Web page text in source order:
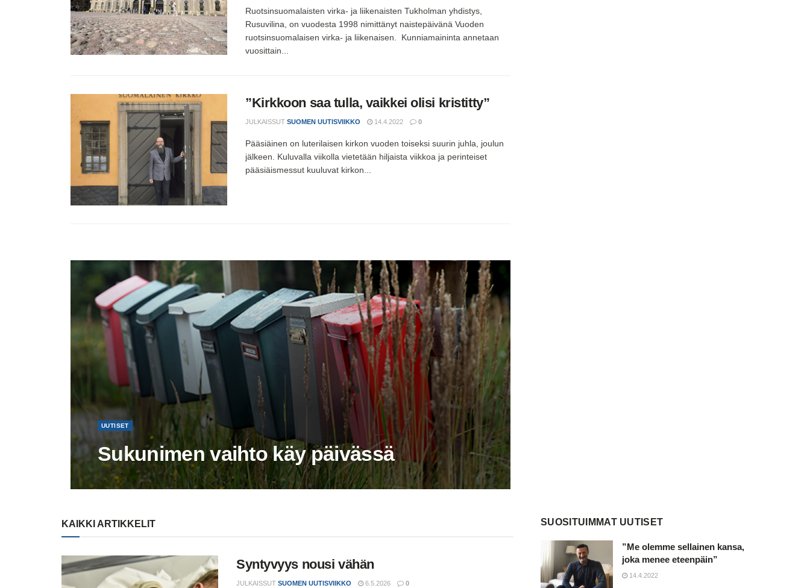
Ruotsinsuomalaisten virka- ja liikenaisten Tukholman yhdistys,
Rusuvilina, on vuodesta 1998 nimittänyt naistepäivänä Vuoden
ruotsinsuomalaisen virka- ja liikenaisen. Kunniamaininta annetaan
vuosittain...
”Kirkkoon saa tulla, vaikkei olisi kristitty”
JULKAISSUT SUOMEN UUTISVIIKKO 14.4.2022 0
Pääsiäinen on luterilaisen kirkon vuoden toiseksi suurin juhla, joulun
jälkeen. Kuluvalla viikolla vietetään hiljaista viikkoa ja perinteiset
pääsiäismessut kuuluvat kirkon...
UUTISET
Sukunimen vaihto käy päivässä
KAIKKI ARTIKKELIT
Syntyvyys nousi vähän
JULKAISSUT SUOMEN UUTISVIIKKO 6.5.2026 0
SUOSITUIMMAT UUTISET
”Me olemme sellainen kansa,
joka menee eteenpäin”
14.4.2022